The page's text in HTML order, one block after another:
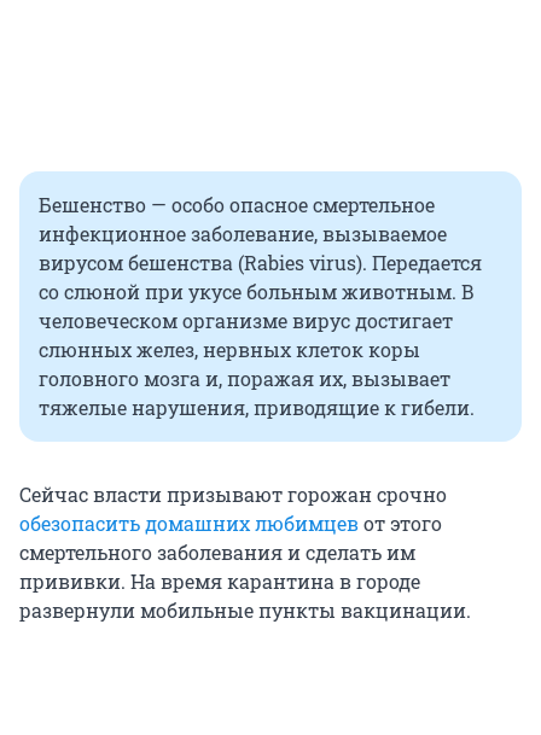
Бешенство — особо опасное смертельное
инфекционное заболевание, вызываемое
вирусом бешенства (Rabies virus). Передается
со слюной при укусе больным животным. В
человеческом организме вирус достигает
слюнных желез, нервных клеток коры
головного мозга и, поражая их, вызывает
тяжелые нарушения, приводящие к гибели.
Сейчас власти призывают горожан срочно
обезопасить домашних любимцевот этого
смертельного заболевания и сделать им
прививки. На время карантина в городе
развернули мобильные пункты вакцинации.